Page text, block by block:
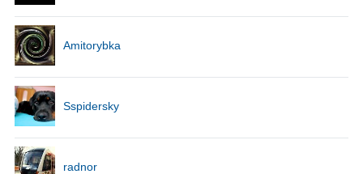
Amitorybka
Sspidersky
radnor